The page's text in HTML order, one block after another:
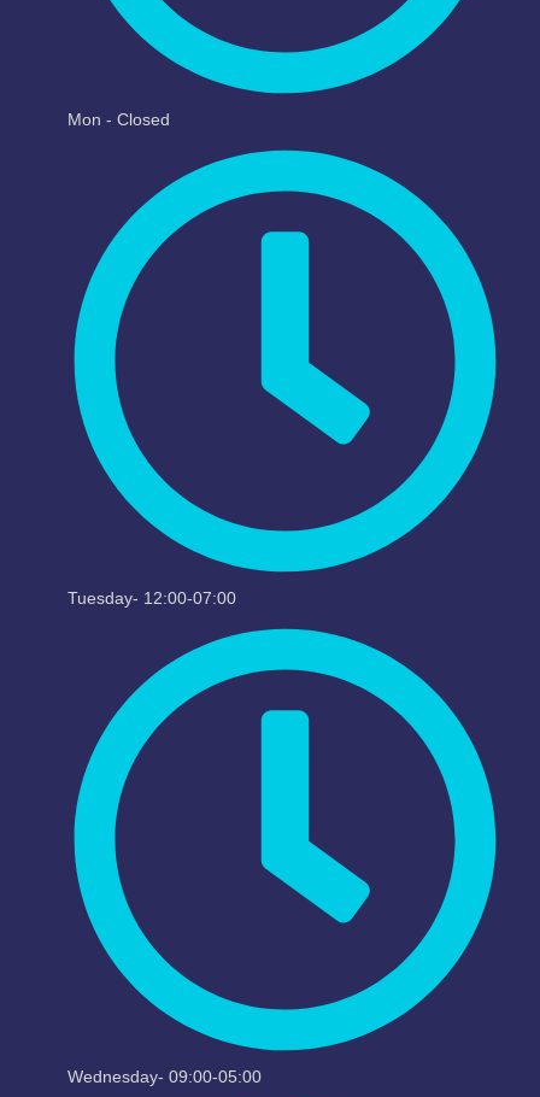
Mon - Closed
Tuesday- 12:00-07:00
Wednesday- 09:00-05:00